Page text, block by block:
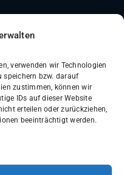
verwenden wir Technologien
speichern bzw. darauf
zustimmen, können wir
IDs auf dieser Website
erteilen oder zurückziehen,
beeinträchtigt werden.